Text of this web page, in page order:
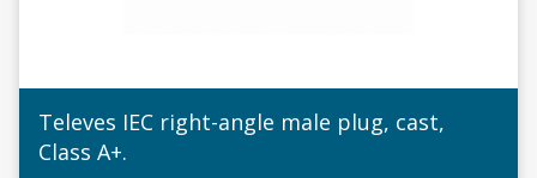
Televes IEC right-angle male plug, cast,
Class A+.